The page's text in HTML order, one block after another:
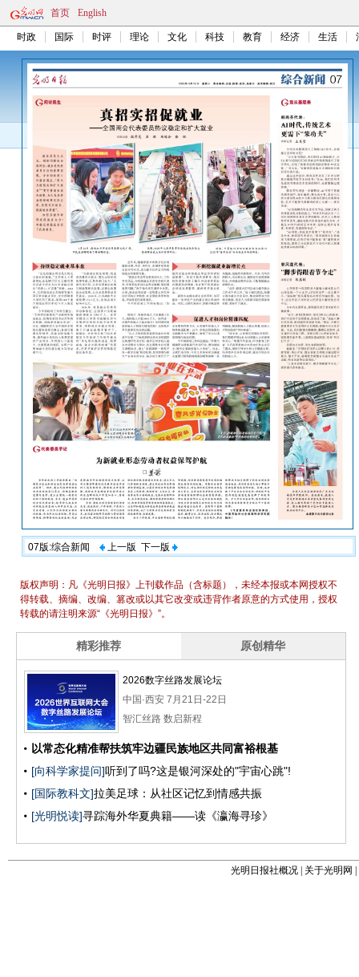
首页 English
时政 国际 时评 理论 文化 科技 教育 经济 生活
07版:综合新闻 上一版 下一版
光明日报社概况 关于光明网